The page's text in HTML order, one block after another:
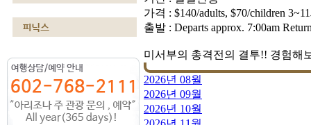
가격 : $140/adults, $70/children
출발 : Departs approx. 7:00am
미서부의 총격전의 결투!! 경험해
2026년 08월
2026년 09월
2026년 10월